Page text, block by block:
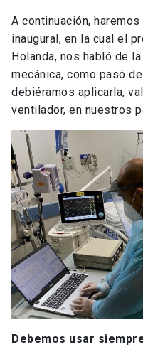
A continuación,
inaugural, en la cual el
Holanda, nos habló de
mecánica, como pasó
debiéramos aplicarla,
ventilador, en nuestros
Debemos usar